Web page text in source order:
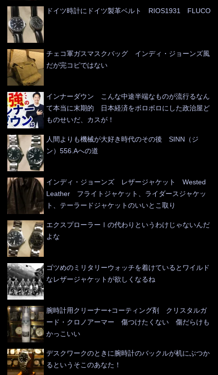
ドイツ時計にドイツ製革ベルト RIOS1931 FLUCO
チェコ軍ガスマスクバッグ インディ・ジョーンズ風
だが完コピではない
インナーダウン こんな中途半端なものが流行るなん
て本当に末期的 日本経済をボロボロにした政治屋ど
ものせいだ、カスが！
人間よりも機械が大好き時代のその後 SINN（ジ
ン）556.Aへの道
インディ・ジョーンズ レザージャケット Wested
Leather フライトジャケット、ライダースジャケッ
ト、テーラードジャケットのいいとこ取り
エクスプローラーⅠの代わりというわけじゃないんだ
よな
ゴツめのミリタリーウォッチを着けているとワイルド
なレザージャケットが欲しくなるね
腕時計用クリーナー+コーティング剤 クリスタルガ
ード・クロノアーマー 傷つけたくない 傷だらけも
かっこいい
デスクワークのときに腕時計のバックルが机にぶつか
るというそこのあなた！